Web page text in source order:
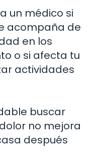
un médico si
acompaña de
en los
o si afecta tu
actividades
buscar
no mejora
después